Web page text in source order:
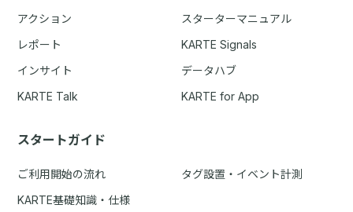
アクション
スターターマニュアル
レポート
KARTE Signals
インサイト
データハブ
KARTE Talk
KARTE for App
スタートガイド
ご利用開始の流れ
タグ設置・イベント計測
KARTE基礎知識・仕様